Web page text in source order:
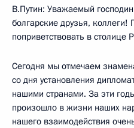
В.Путин: Уважаемый
болгарские друзья, коллеги!
поприветствовать в столице
Сегодня мы отмечаем
со дня установления
нашими странами. За эти
произошло в жизни наших
нашего взаимодействия